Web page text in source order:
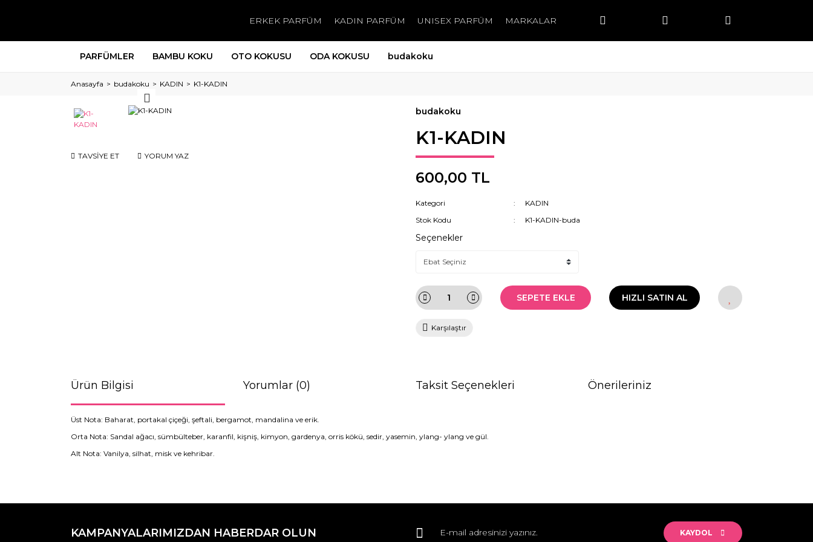
ERKEK PARFÜM KADIN PARFÜM UNISEX PARFÜM MARKALAR
PARFÜMLER BAMBU KOKU OTO KOKUSU ODA KOKUSU budakoku
Anasayfa budakoku KADIN K1-KADIN
TAVSİYE ET YORUM YAZ
budakoku
K1-KADIN
600,00 TL
Kategori
KADIN
Stok Kodu
K1-KADIN-buda
Seçenekler
SEPETE EKLE HIZLI SATIN AL
Karşılaştır
Ürün Bilgisi Yorumlar (0) Taksit Seçenekleri Önerileriniz
Üst Nota: Baharat, portakal çiçeği, şeftali, bergamot, mandalina ve erik.
Orta Nota: Sandal ağacı, sümbülteber, karanfil, kişniş, kimyon, gardenya, orris kökü, sedir, yasemin, ylang- ylang ve gül.
Alt Nota: Vanilya, silhat, misk ve kehribar.
Görüş ve önerileriniz için teşekkür ederiz.
Ürün resmi kalitesiz, bozuk veya görüntülenemiyor.
KAMPANYALARIMIZDAN HABERDAR OLUN KAYDOL